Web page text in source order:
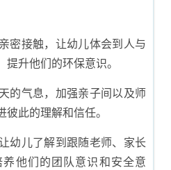
密接触，让幼儿体会到人与
提升他们的环保意识。
的气息，加强亲子间以及师
此的理解和信任。
幼儿了解到跟随老师、家长
他们的团队意识和安全意